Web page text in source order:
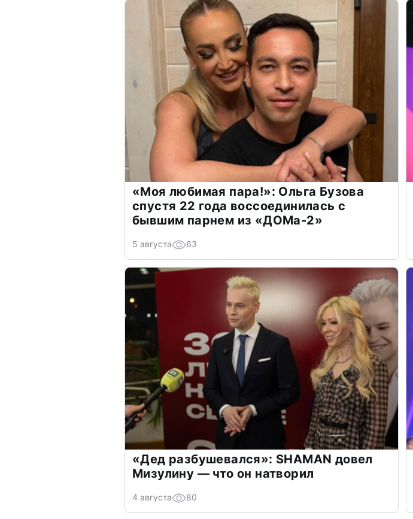
«Моя любимая пара!»: Ольга Бузова
спустя 22 года воссоединилась с
бывшим парнем из «ДОМа-2»
5 августа 63
«Дед разбушевался»: SHAMAN довел
Мизулину — что он натворил
4 августа 80